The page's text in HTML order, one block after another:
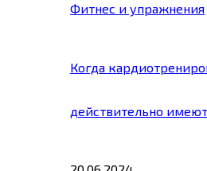
Фитнес и упражнения
Когда
действительно